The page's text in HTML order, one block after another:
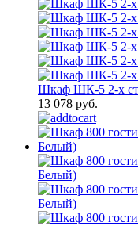
Шкаф ШК-5 2-х
13 078 руб.